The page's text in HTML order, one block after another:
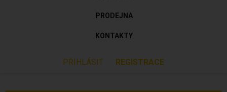
PRODEJNA
KONTAKTY
PŘIHLÁSIT REGISTRACE